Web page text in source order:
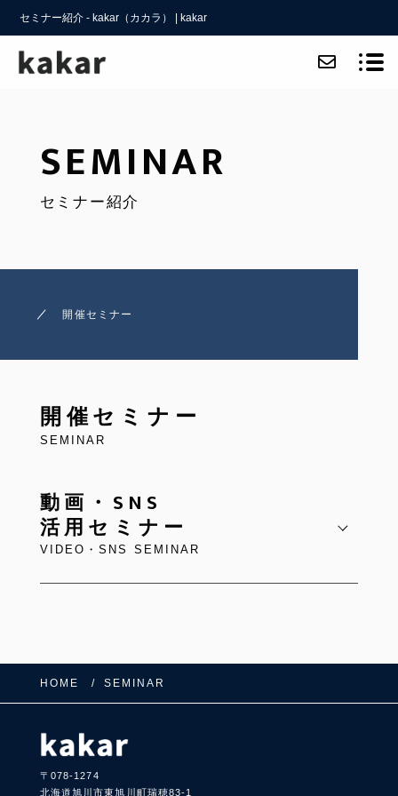
セミナー紹介 - kakar（カカラ） | kakar
SERVICE
BLOG
SEMINAR
セミナー紹介
開催セミナー
開催セミナー
SEMINAR
動画・SNS
活用セミナー
VIDEO・SNS SEMINAR
HOME SEMINAR
〒078-1274
北海道旭川市東旭川町瑞穂83-1